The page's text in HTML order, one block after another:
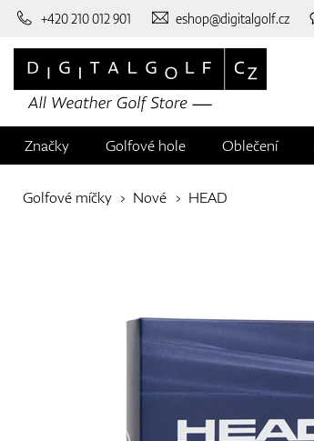
+420 210 012 901 eshop@digitalgolf.cz
Značky Golfové hole Oblečení
Golfové míčky Nové HEAD